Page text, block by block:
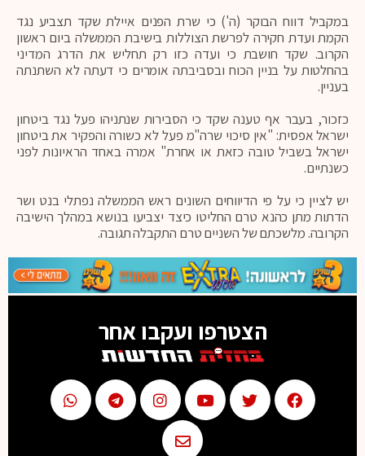
במקביל דווח הבוקר (ה') כי שרת הפנים איילת שקד תצביע נגד
הקמת ועדת חקירה לפרשת הצוללות בישיבת הממשלה ביום ראשון
הקרוב. שקד חושבת כי ועדה כזו רק תחליש את הדרג המדיני
בהחלטות על בניין הכוח ובסביבתה אומרים כי דעתה לא השתנתה
בעניין.
כזכור, בעבר אף טענה שקד כי הסבירות שנתניהו פעל נגד ביטחון
ישראל אפסית: "אין סיכוי שרה"מ פעל לא כשורה והפקיר את ביטחון
ישראל בשביל טובה כזאת או אחרת" אמרה באחד הראיונות לפני
כשנתיים.
יש לציין כי על פי הדיווחים השונים ראש הממשלה נפתלי בנט ושר
הדתות מתן כהנא טרם החליטו כיצד יצביעו בנושא במהלך הישיבה
הקרובה. מלשכתם של השניים טרם התקבלה תגובה.
הצטרפו ועקבו אחר